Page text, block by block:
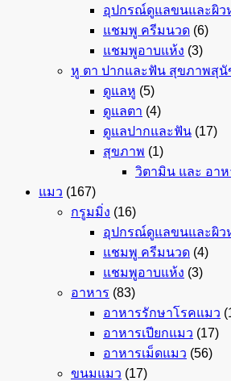
อุปกรณ์ดูแลขนและผิว
แชมพู ครีมนวด (6)
แชมพูอาบแห้ง (3)
หู ตา ปากและฟัน สุขภาพสุนั
ดูแลหู (5)
ดูแลตา (4)
ดูแลปากและฟัน (17)
สุขภาพ (1)
วิตามิน และ อาห
แมว (167)
กรูมมิ่ง (16)
อุปกรณ์ดูแลขนและผิว
แชมพู ครีมนวด (4)
แชมพูอาบแห้ง (3)
อาหาร (83)
อาหารรักษาโรคแมว
อาหารเปียกแมว (17)
อาหารเม็ดแมว (56)
ขนมแมว (17)